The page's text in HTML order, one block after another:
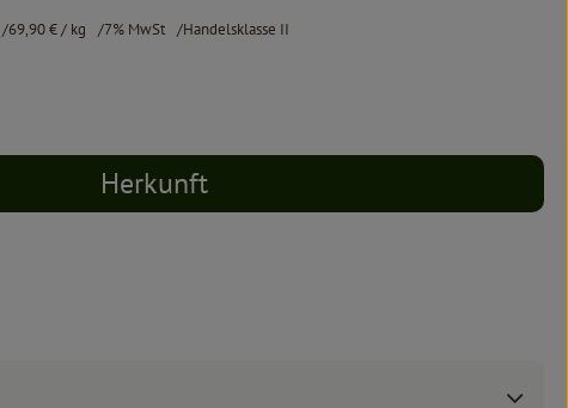
69,90 €/ kg 7% MwSt Handelsklasse II
Herkunft